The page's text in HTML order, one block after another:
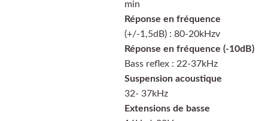
min
Réponse en fréquence
(+/-1,5dB) : 80-20kHzv
Réponse en fréquence (-10dB)
Bass reflex : 22-37kHz
Suspension acoustique
32- 37kHz
Extensions de basse